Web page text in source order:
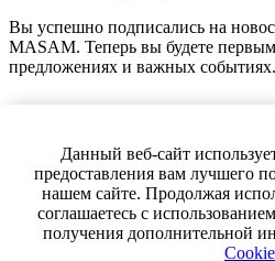
Вы успешно подписались на
MASAM. Теперь вы будете
предложениях и важных событиях.
Данный веб-сайт
предоставления вам лучшего
нашем сайте. Продолжая
соглашаетесь с
получения дополнительной
Cookie